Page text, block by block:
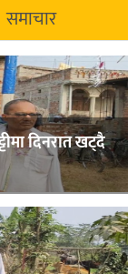
समाचार
दिनरात खट्दै